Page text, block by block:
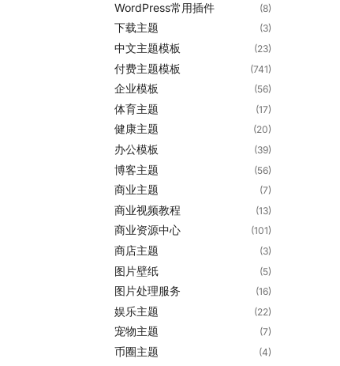
WordPress常用插件 (8)
下载主题 (3)
中文主题模板 (23)
付费主题模板 (741)
企业模板 (56)
体育主题 (17)
健康主题 (20)
办公模板 (39)
博客主题 (56)
商业主题 (7)
商业视频教程 (13)
商业资源中心 (101)
商店主题 (3)
图片壁纸 (5)
图片处理服务 (16)
娱乐主题 (22)
宠物主题 (7)
币圈主题 (4)